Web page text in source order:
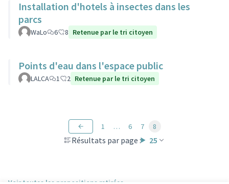
Installation d'hotels à insectes dans les
parcs
WaLo 6 8 Retenue par le tri citoyen
Points d'eau dans l'espace public
LALCA 1 2 Retenue par le tri citoyen
Résultats par page : 25
1 … 6 7 8